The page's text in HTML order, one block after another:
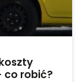
co robić?